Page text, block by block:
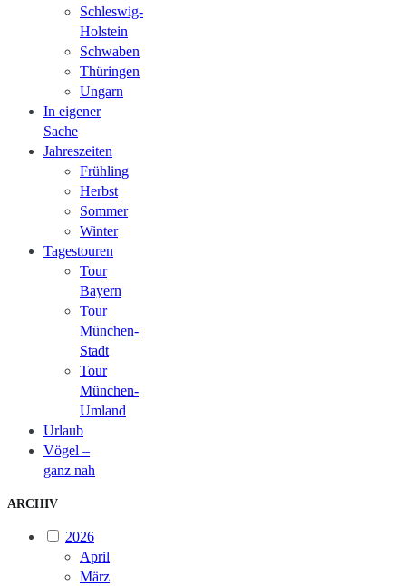
Schleswig-
Holstein
Schwaben
Thüringen
Ungarn
In eigener
Sache
Jahreszeiten
Frühling
Herbst
Sommer
Winter
Tagestouren
Tour
Bayern
Tour
München-
Stadt
Tour
München-
Umland
Urlaub
Vögel –
ganz nah
ARCHIV
2026
April
März